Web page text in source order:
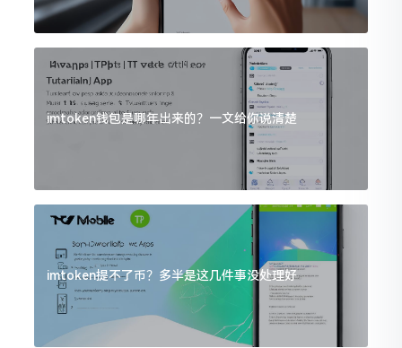
imtoken钱包是哪年出来的？一文给你说清楚
imtoken提不了币？多半是这几件事没处理好